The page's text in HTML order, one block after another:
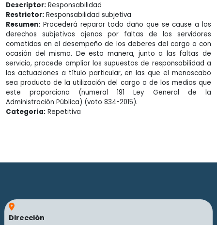
Descriptor: Responsabilidad
Restrictor: Responsabilidad subjetiva
Resumen: Procederá reparar todo daño que se cause a los
derechos subjetivos ajenos por faltas de los servidores
cometidas en el desempeño de los deberes del cargo o con
ocasión del mismo. De esta manera, junto a las faltas de
servicio, procede ampliar los supuestos de responsabilidad a
las actuaciones a título particular, en las que el menoscabo
sea producto de la utilización del cargo o de los medios que
este proporciona (numeral 191 Ley General de la
Administración Pública) (voto 834-2015).
Categoría: Repetitiva
Dirección